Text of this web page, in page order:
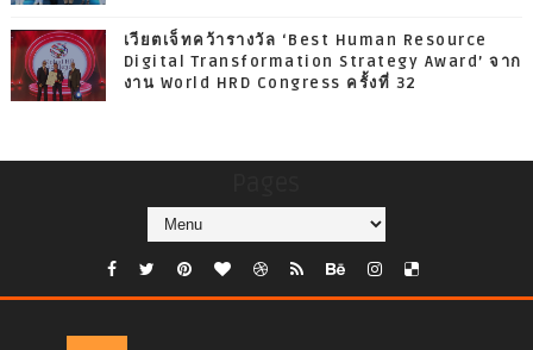
เวียตเจ็ทคว้ารางวัล ‘Best Human Resource
Digital Transformation Strategy Award’ จาก
งาน World HRD Congress ครั้งที่ 32